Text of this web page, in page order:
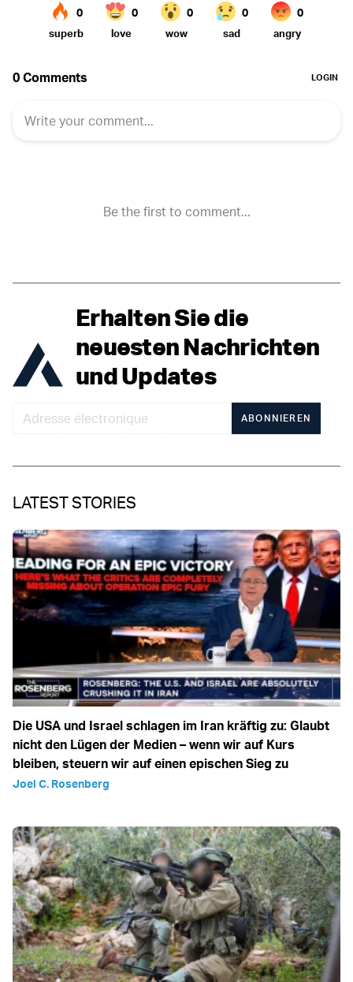
Erhalten Sie die
neuesten Nachrichten
und Updates
ABONNIEREN
LATEST STORIES
Die USA und Israel schlagen im Iran kräftig zu: Glaubt
nicht den Lügen der Medien – wenn wir auf Kurs
bleiben, steuern wir auf einen epischen Sieg zu
Joel C. Rosenberg